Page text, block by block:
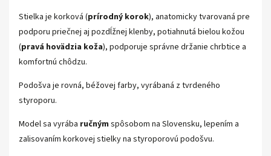
Stielka je korková (prírodný korok), anatomicky tvarovaná pre
podporu priečnej aj pozdĺžnej klenby, potiahnutá bielou kožou
(pravá hovädzia koža), podporuje správne držanie chrbtice a
komfortnú chôdzu.
Podošva je rovná, béžovej farby, vyrábaná z tvrdeného
styroporu.
Model sa vyrába ručným spôsobom na Slovensku, lepením a
zalisovaním korkovej stielky na styroporovú podošvu.